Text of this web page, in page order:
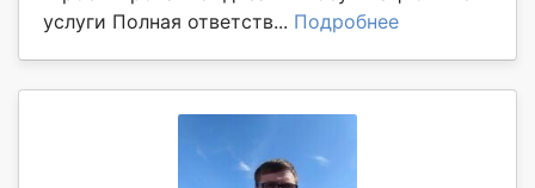
услуги Полная ответств... Подробнее